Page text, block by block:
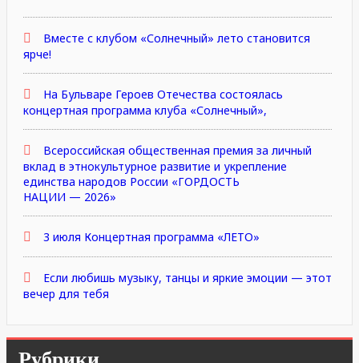
Вместе с клубом «Солнечный» лето становится
ярче!
На Бульваре Героев Отечества состоялась
концертная программа клуба «Солнечный»,
Всероссийская общественная премия за личный
вклад в этнокультурное развитие и укрепление
единства народов России «ГОРДОСТЬ
НАЦИИ — 2026»
3 июля Концертная программа «ЛЕТО»
Если любишь музыку, танцы и яркие эмоции — этот
вечер для тебя